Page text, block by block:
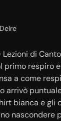
Lezioni di
primo respiro
a come
arrivò
bianca e gli
nascondere